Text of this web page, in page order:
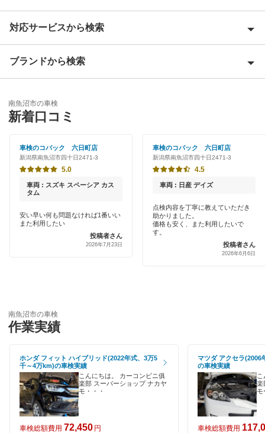
阿賀野市
岩船郡
魚沼市
小千谷市
柏崎市
加茂市
刈羽郡
北蒲原郡
三島郡
上越市
胎内市
燕市
対応サービスから検索
優良店
早割りあり
土日祝OK
代車あり
1日車検
整備保証
1級整備士在籍
コンピューター診断
ブランドから検索
南魚沼市の車検
新着口コミ
車検のコバック 六日町店
新潟県南魚沼市四十日2471-3
5.0
車両 : スズキ スペーシア カス
タム
安い早い何も問題なければ1番いい
また利用したい
投稿者さん
2026年7月23日
車検のコバック 六日町店
新潟県南魚沼市四十日2471-3
4.5
車両 : 日産 デイズ
点検内容を丁寧に教えていただき
助かりました。
価格も安く、また利用したいで
す。
投稿者さん
2026年6月6日
南魚沼市の車検
作業実績
ホンダ フィット ハイブリッド(2022年式、3万5
千～4万km)の車検実績
こんにちは。 カーコンビニ俱
楽部 スーパーショップ ナカヤ
モ・・・
車検総額費用 72,450 円
マツダ アクセラ(2006
の車検実績
こ
楽
モ
車検総額費用